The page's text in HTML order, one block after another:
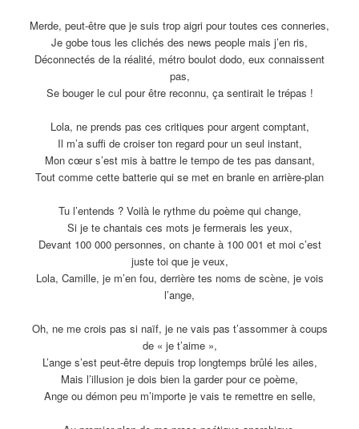
Merde, peut-être que je suis trop aigri pour toutes ces conneries,
Je gobe tous les clichés des news people mais j’en ris,
Déconnectés de la réalité, métro boulot dodo, eux connaissent
pas,
Se bouger le cul pour être reconnu, ça sentirait le trépas !
Lola, ne prends pas ces critiques pour argent comptant,
Il m’a suffi de croiser ton regard pour un seul instant,
Mon cœur s’est mis à battre le tempo de tes pas dansant,
Tout comme cette batterie qui se met en branle en arrière-plan
Tu l’entends ? Voilà le rythme du poème qui change,
Si je te chantais ces mots je fermerais les yeux,
Devant 100 000 personnes, on chante à 100 001 et moi c’est
juste toi que je veux,
Lola, Camille, je m’en fou, derrière tes noms de scène, je vois
l’ange,
Oh, ne me crois pas si naïf, je ne vais pas t’assommer à coups
de « je t’aime »,
L’ange s’est peut-être depuis trop longtemps brûlé les ailes,
Mais l’illusion je dois bien la garder pour ce poème,
Ange ou démon peu m’importe je vais te remettre en selle,